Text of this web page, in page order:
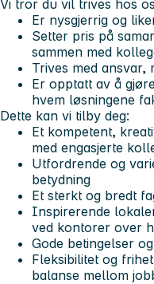
Vi tror du vil trives hos
Er nysgjerrig og
Setter pris på
sammen med
Trives med ansvar,
Er opptatt av å
hvem løsningene
Dette kan vi tilby deg:
Et kompetent,
med engasjerte
Utfordrende og
betydning
Et sterkt og bredt
Inspirerende
ved kontorer over
Gode betingelser
Fleksibilitet og
balanse mellom